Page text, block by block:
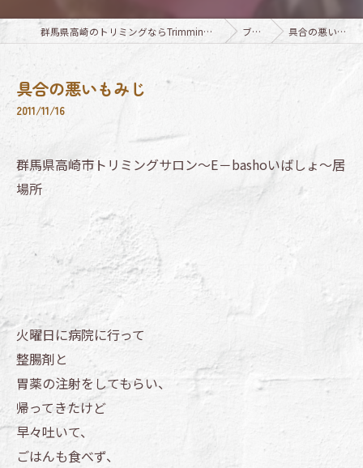
群馬県高崎のトリミングならTrimming Salon E-basho ブログ 具合の悪いもみじ
具合の悪いもみじ
2011/11/16
群馬県高崎市トリミングサロン～E－bashoいばしょ～居
場所
火曜日に病院に行って
整腸剤と
胃薬の注射をしてもらい、
帰ってきたけど
早々吐いて、
ごはんも食べず、